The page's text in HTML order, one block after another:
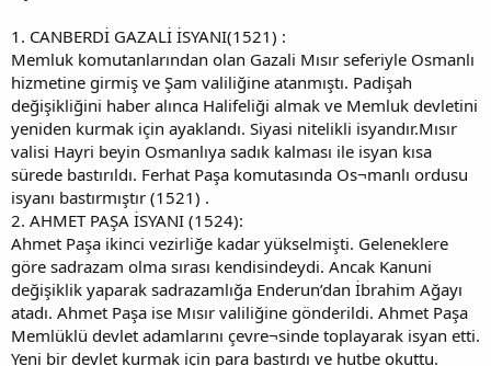
1. CANBERDİ GAZALİ İSYANI(1521) :
Memluk komutanlarından olan Gazali Mısır seferiyle Osmanlı
hizmetine girmiş ve Şam valiliğine atanmıştı. Padişah
değişikliğini haber alınca Halifeliği almak ve Memluk devletini
yeniden kurmak için ayaklandı. Siyasi nitelikli isyandır.Mısır
valisi Hayri beyin Osmanlıya sadık kalması ile isyan kısa
sürede bastırıldı. Ferhat Paşa komutasında Os¬manlı ordusu
isyanı bastırmıştır (1521) .
2. AHMET PAŞA İSYANI (1524):
Ahmet Paşa ikinci vezirliğe kadar yükselmişti. Geleneklere
göre sadrazam olma sırası kendisindeydi. Ancak Kanuni
değişiklik yaparak sadrazamlığa Enderun’dan İbrahim Ağayı
atadı. Ahmet Paşa ise Mısır valiliğine gönderildi. Ahmet Paşa
Memlüklü devlet adamlarını çevre¬sinde toplayarak isyan etti.
Yeni bir devlet kurmak için para bastırdı ve hutbe okuttu.